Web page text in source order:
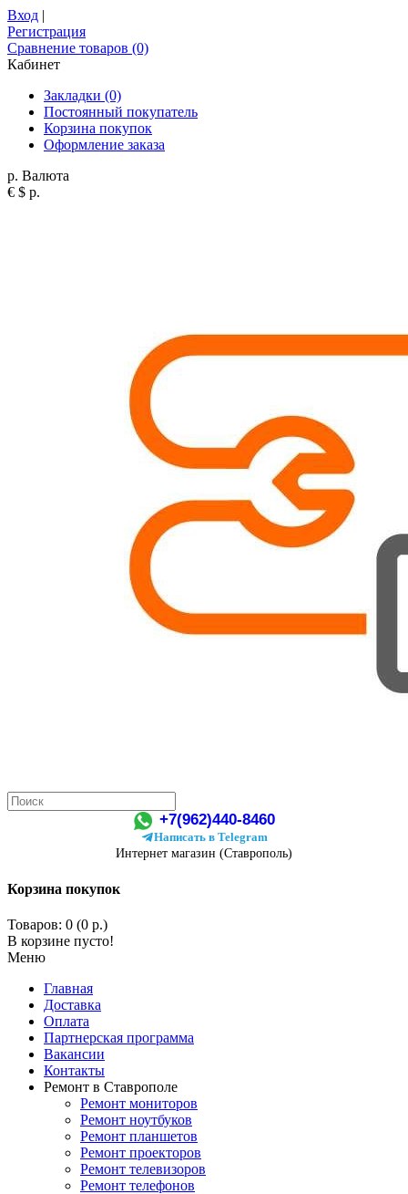
Вход |
Регистрация
Сравнение товаров (0)
Кабинет
Закладки (0)
Постоянный покупатель
Корзина покупок
Оформление заказа
р. Валюта
€ $ р.
+7(962)440-8460
Написать в Telegram
Интернет магазин (Ставрополь)
Корзина покупок
Товаров: 0 (0 р.)
В корзине пусто!
Меню
Главная
Доставка
Оплата
Партнерская программа
Вакансии
Контакты
Ремонт в Ставрополе
Ремонт мониторов
Ремонт ноутбуков
Ремонт планшетов
Ремонт проекторов
Ремонт телевизоров
Ремонт телефонов